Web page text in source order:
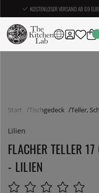
KOSTENLOSER VERSAND AB 69 EUR
Start Tischgedeck Teller,
Lilien
FLACHER TELLER
- LILIEN